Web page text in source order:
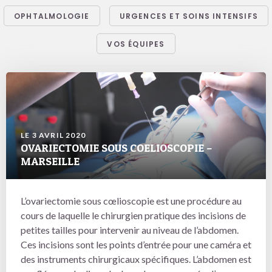
OPHTALMOLOGIE URGENCES ET SOINS INTENSIFS
VOS ÉQUIPES
LE 3 AVRIL 2020
OVARIECTOMIE SOUS COELIOSCOPIE –
MARSEILLE
L’ovariectomie sous cœlioscopie est une procédure au
cours de laquelle le chirurgien pratique des incisions de
petites tailles pour intervenir au niveau de l’abdomen.
Ces incisions sont les points d’entrée pour une caméra et
des instruments chirurgicaux spécifiques. L’abdomen est